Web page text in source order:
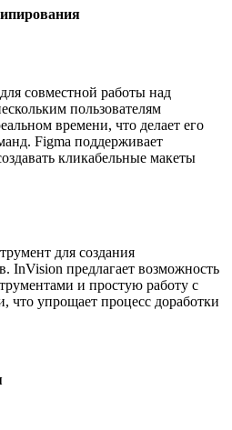
совместной работы над
пользователям
времени, что делает его
Figma поддерживает
кликабельные макеты
для создания
InVision предлагает возможность
и простую работу с
что упрощает процесс доработки